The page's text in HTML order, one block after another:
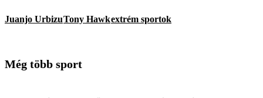
Juanjo UrbizuTony Hawkextrém sportok
Még több sport